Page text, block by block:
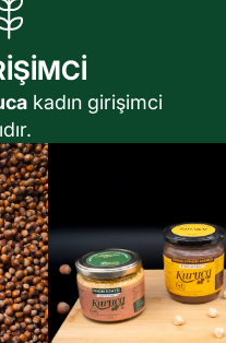
kadın girişimci
ve
Giresun Fındık Ezmesi
Krema Çeşitleri